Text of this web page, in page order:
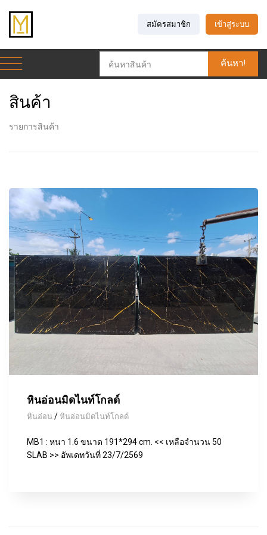
สมัครสมาชิก เข้าสู่ระบบ
ค้นหา!
สินค้า
รายการสินค้า
หินอ่อนมิดไนท์โกลด์
หินอ่อน / หินอ่อนมิดไนท์โกลด์
MB1 : หนา 1.6 ขนาด 191*294 cm. << เหลือจำนวน 50
SLAB >> อัพเดทวันที่ 23/7/2569